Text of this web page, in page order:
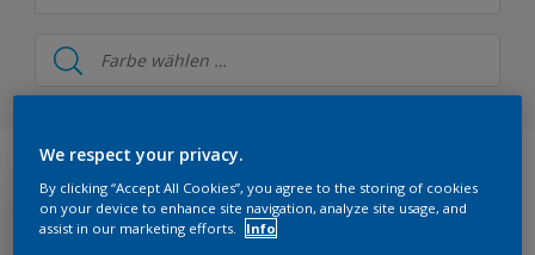
Herbol
Herbol Farbe & Design Wandfarbe
Herbol Farbe & Design Lacke
Herbol Farbe & Fassade Wandfarbe
Herbol Farbe & Fassade Lacke
We respect your privacy.
By clicking “Accept All Cookies”, you agree to the storing of cookies
on your device to enhance site navigation, analyze site usage, and
assist in our marketing efforts.
Info